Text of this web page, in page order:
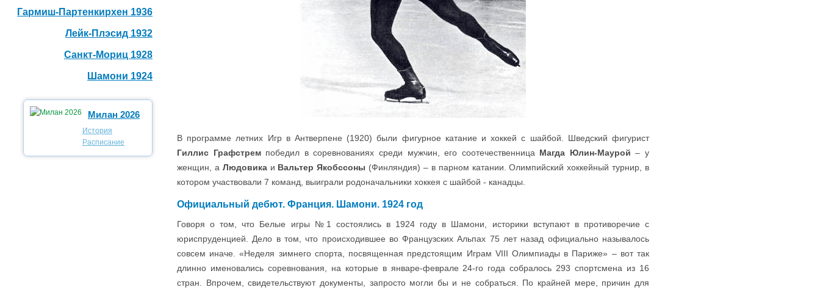
Гармиш-Партенкирхен 1936
Лейк-Плэсид 1932
Санкт-Мориц 1928
Шамони 1924
Милан 2026
История
Расписание
В программе летних Игр в Антверпене (1920) были фигурное катание и хоккей с шайбой. Шведский фигурист
Гиллис Графстремпобедил в соревнованиях среди мужчин, его соотечественница Магда Юлин-Маурой – у
женщин, а Людовикаи Вальтер Якобссоны (Финляндия) – в парном катании. Олимпийский хоккейный турнир, в
котором участвовали 7 команд, выиграли родоначальники хоккея с шайбой - канадцы.
Официальный дебют. Франция. Шамони. 1924 год
Говоря о том, что Белые игры №1 состоялись в 1924 году в Шамони, историки вступают в противоречие с
юриспруденцией. Дело в том, что происходившее во Французских Альпах 75 лет назад официально называлось
совсем иначе. «Неделя зимнего спорта, посвященная предстоящим Играм VIII Олимпиады в Париже» – вот так
длинно именовались соревнования, на которые в январе-феврале 24-го года собралось 293 спортсмена из 16
стран. Впрочем, свидетельствуют документы, запросто могли бы и не собраться. По крайней мере, причин для